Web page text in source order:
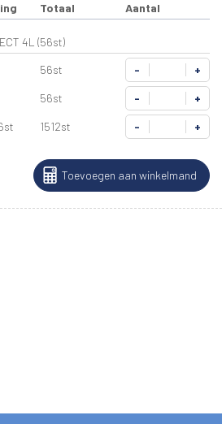
Totaal Aantal
4L (56st)
56st - +
56st - +
1512st - +
Toevoegen aan winkelmand